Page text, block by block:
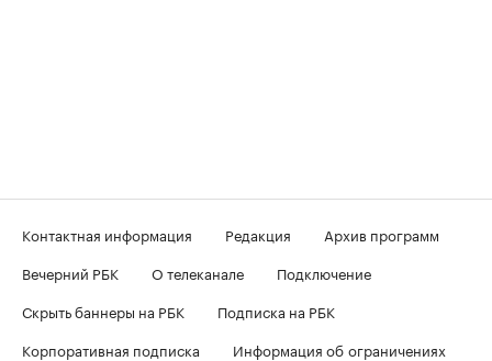
Контактная информация Редакция
Архив программ
Вечерний РБК
О телеканале
Подключение
Скрыть баннеры на РБК
Подписка на РБК
Корпоративная подписка
Информация об ограничениях